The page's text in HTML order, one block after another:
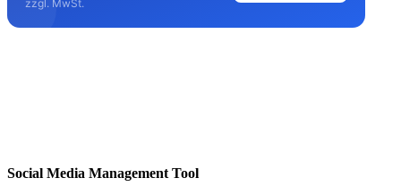
zzgl. MwSt.
Social Media Management Tool